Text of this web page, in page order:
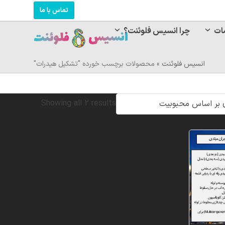
تماس با ما
چرا انسیس فلوئنت؟
انسیس فلوئنت » محصولات برچسب خورده "تشکیل هیدرات"
Showing all 2 results
Sorted